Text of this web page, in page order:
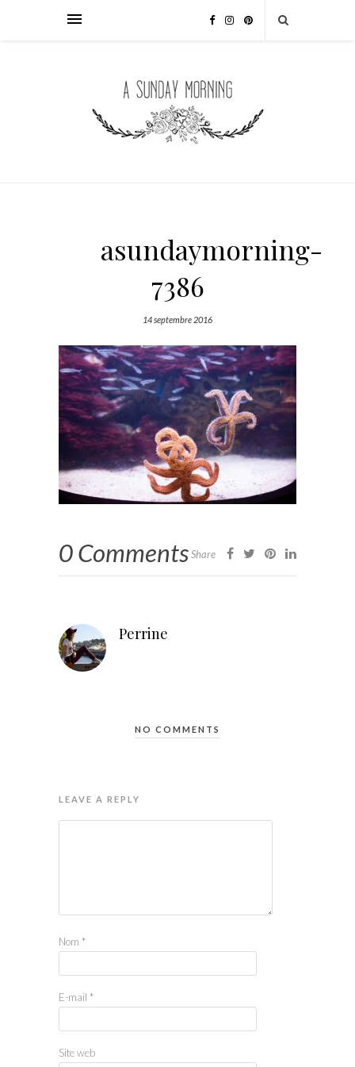
asundaymorning-
7386
14 septembre 2016
0 CommentsShare
Perrine
NO COMMENTS
LEAVE A REPLY
Nom *
E-mail *
Site web